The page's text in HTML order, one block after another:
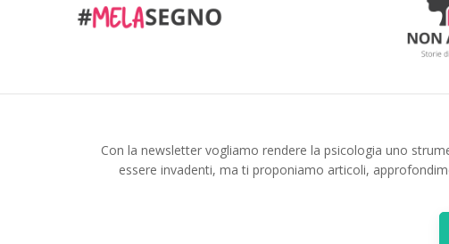
Con la newsletter vogliamo rendere la psicologia uno
essere invadenti, ma ti proponiamo articoli,